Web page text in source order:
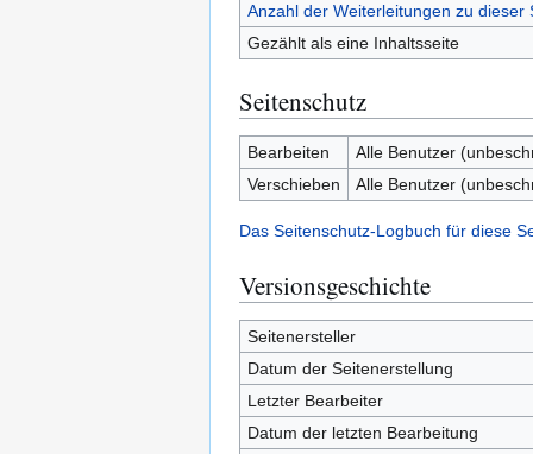
Anzahl der Weiterleitungen zu dieser
Gezählt als eine Inhaltsseite
Seitenschutz
Bearbeiten
Alle Benutzer
Verschieben
Alle Benutzer
Das Seitenschutz-Logbuch für diese
Versionsgeschichte
Seitenersteller
Datum der Seitenerstellung
Letzter Bearbeiter
Datum der letzten Bearbeitung